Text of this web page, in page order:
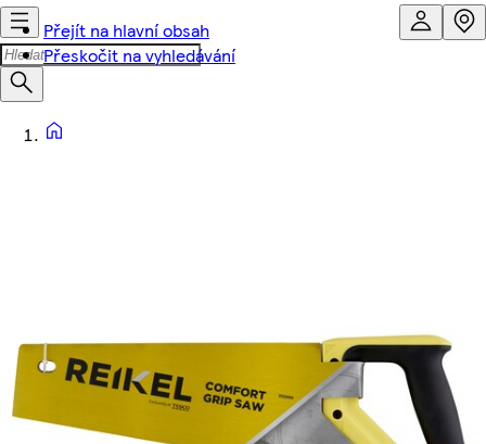
Přejít na hlavní obsah
Přeskočit na vyhledávání